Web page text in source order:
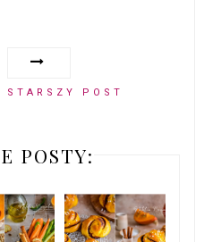
STARSZY POST
POSTY: